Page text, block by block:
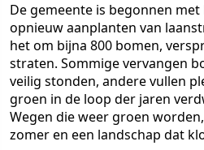
De gemeente is begonnen
opnieuw aanplanten van
het om bijna 800 bomen,
straten. Sommige vervangen
veilig stonden, andere vullen
groen in de loop der jaren
Wegen die weer groen
zomer en een landschap dat